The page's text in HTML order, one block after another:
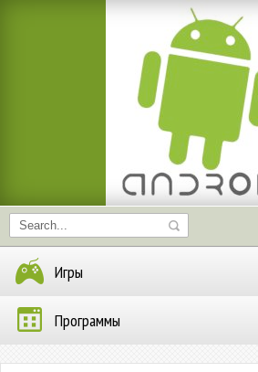
Игры
Программы